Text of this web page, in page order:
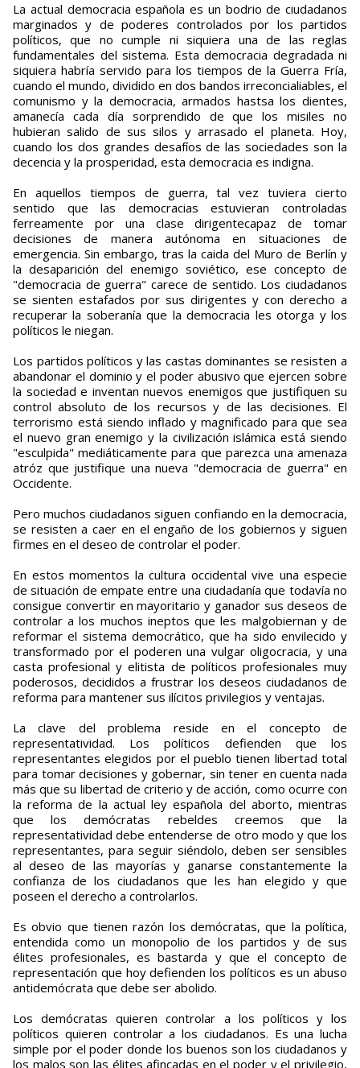
La actual democracia española es un bodrio de ciudadanos
marginados y de poderes controlados por los partidos
políticos, que no cumple ni siquiera una de las reglas
fundamentales del sistema. Esta democracia degradada ni
siquiera habría servido para los tiempos de la Guerra Fría,
cuando el mundo, dividido en dos bandos irreconcialiables, el
comunismo y la democracia, armados hastsa los dientes,
amanecía cada día sorprendido de que los misiles no
hubieran salido de sus silos y arrasado el planeta. Hoy,
cuando los dos grandes desafíos de las sociedades son la
decencia y la prosperidad, esta democracia es indigna.
En aquellos tiempos de guerra, tal vez tuviera cierto
sentido que las democracias estuvieran controladas
ferreamente por una clase dirigentecapaz de tomar
decisiones de manera autónoma en situaciones de
emergencia. Sin embargo, tras la caida del Muro de Berlín y
la desaparición del enemigo soviético, ese concepto de
"democracia de guerra" carece de sentido. Los ciudadanos
se sienten estafados por sus dirigentes y con derecho a
recuperar la soberanía que la democracia les otorga y los
políticos le niegan.
Los partidos políticos y las castas dominantes se resisten a
abandonar el dominio y el poder abusivo que ejercen sobre
la sociedad e inventan nuevos enemigos que justifiquen su
control absoluto de los recursos y de las decisiones. El
terrorismo está siendo inflado y magnificado para que sea
el nuevo gran enemigo y la civilización islámica está siendo
"esculpida" mediáticamente para que parezca una amenaza
atróz que justifique una nueva "democracia de guerra" en
Occidente.
Pero muchos ciudadanos siguen confiando en la democracia,
se resisten a caer en el engaño de los gobiernos y siguen
firmes en el deseo de controlar el poder.
En estos momentos la cultura occidental vive una especie
de situación de empate entre una ciudadanía que todavía no
consigue convertir en mayoritario y ganador sus deseos de
controlar a los muchos ineptos que les malgobiernan y de
reformar el sistema democrático, que ha sido envilecido y
transformado por el poderen una vulgar oligocracia, y una
casta profesional y elitista de políticos profesionales muy
poderosos, decididos a frustrar los deseos ciudadanos de
reforma para mantener sus ilícitos privilegios y ventajas.
La clave del problema reside en el concepto de
representatividad. Los políticos defienden que los
representantes elegidos por el pueblo tienen libertad total
para tomar decisiones y gobernar, sin tener en cuenta nada
más que su libertad de criterio y de acción, como ocurre con
la reforma de la actual ley española del aborto, mientras
que los demócratas rebeldes creemos que la
representatividad debe entenderse de otro modo y que los
representantes, para seguir siéndolo, deben ser sensibles
al deseo de las mayorías y ganarse constantemente la
confianza de los ciudadanos que les han elegido y que
poseen el derecho a controlarlos.
Es obvio que tienen razón los demócratas, que la política,
entendida como un monopolio de los partidos y de sus
élites profesionales, es bastarda y que el concepto de
representación que hoy defienden los políticos es un abuso
antidemócrata que debe ser abolido.
Los demócratas quieren controlar a los políticos y los
políticos quieren controlar a los ciudadanos. Es una lucha
simple por el poder donde los buenos son los ciudadanos y
los malos son las élites afincadas en el poder y el privilegio,